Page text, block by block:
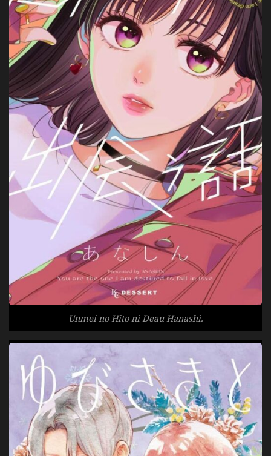
Unmei no Hito ni Deau Hanashi.